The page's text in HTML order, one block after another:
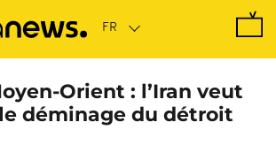
Orient : l’Iran veut
déminage du détroit